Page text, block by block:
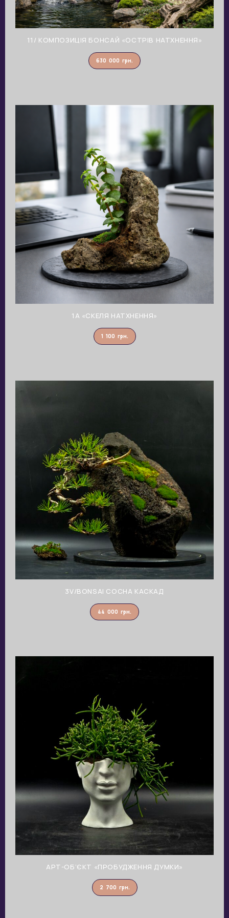
11/ КОМПОЗИЦІЯ БОНСАЙ «ОСТРІВ НАТХНЕННЯ»
630 000 грн.
1A «СКЕЛЯ НАТХНЕННЯ»
1 100 грн.
3V/BONSAI СОСНА КАСКАД
44 000 грн.
АРТ-ОБ’ЄКТ «ПРОБУДЖЕННЯ ДУМКИ»
2 700 грн.